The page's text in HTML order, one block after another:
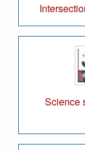
Science